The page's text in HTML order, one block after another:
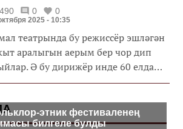
490
0 0
2025 - 10:35
театрында бу режиссёр эшләгән
аралыгын аерым бер чор дип
Ә бу дирижёр инде 60 елдан
гомерен театрга багышлый!
этник фестиваленең
билгеле булды